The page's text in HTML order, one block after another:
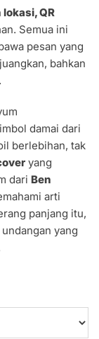
QR
Semua ini
pesan yang
bahkan
damai dari
berlebihan, tak
yang
dari Ben
arti
panjang itu,
yang